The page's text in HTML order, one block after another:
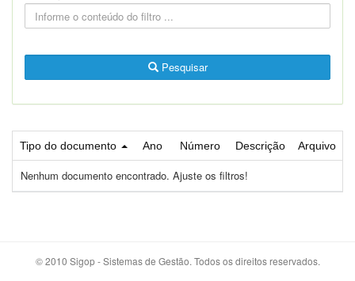
Pesquisar
Tipo do documento Ano Número Descrição Arquivo
Nenhum documento encontrado. Ajuste os filtros!
© 2010 Sigop - Sistemas de Gestão. Todos os direitos reservados.